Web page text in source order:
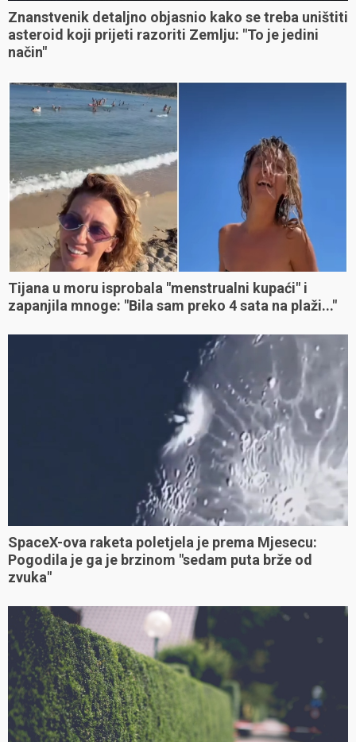
Znanstvenik detaljno objasnio kako se treba uništiti
asteroid koji prijeti razoriti Zemlju: "To je jedini
način"
Tijana u moru isprobala "menstrualni kupaći" i
zapanjila mnoge: "Bila sam preko 4 sata na plaži..."
SpaceX-ova raketa poletjela je prema Mjesecu:
Pogodila je ga je brzinom "sedam puta brže od
zvuka"